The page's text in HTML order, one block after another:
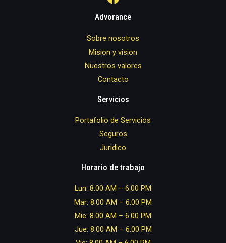
Advorance
Sobre nosotros
Mision y vision
Nuestros valores
Contacto
Servicios
Portafolio de Servicios
Seguros
Juridico
Horario de trabajo
Lun: 8.00 AM – 6.00 PM
Mar: 8.00 AM – 6.00 PM
Mie: 8.00 AM – 6.00 PM
Jue: 8.00 AM – 6.00 PM